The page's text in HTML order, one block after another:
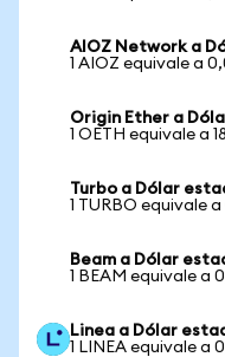
AIOZ Network a
1 AIOZ equivale a
Origin Ether a
1 OETH equivale a
Turbo a Dólar
1 TURBO equivale
Beam a Dólar
1 BEAM equivale a
Linea a Dólar
1 LINEA equivale a